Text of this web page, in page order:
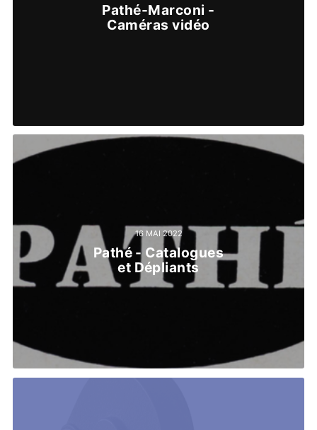
Pathé-Marconi -
Caméras vidéo
16 MAI 2022
Pathé - Catalogues
et Dépliants